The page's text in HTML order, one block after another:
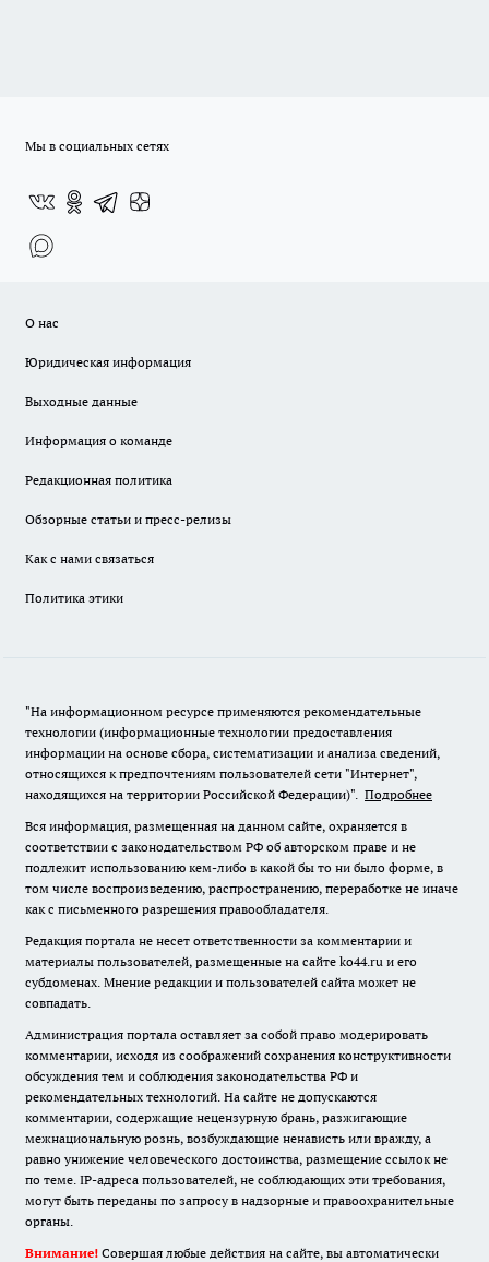
Мы в социальных сетях
О нас
Юридическая информация
Выходные данные
Информация о команде
Редакционная политика
Обзорные статьи и пресс-релизы
Как с нами связаться
Политика этики
"На информационном ресурсе применяются рекомендательные
технологии (информационные технологии предоставления
информации на основе сбора, систематизации и анализа сведений,
относящихся к предпочтениям пользователей сети "Интернет",
находящихся на территории Российской Федерации)". Подробнее
Вся информация, размещенная на данном сайте, охраняется в
соответствии с законодательством РФ об авторском праве и не
подлежит использованию кем-либо в какой бы то ни было форме, в
том числе воспроизведению, распространению, переработке не иначе
как с письменного разрешения правообладателя.
Редакция портала не несет ответственности за комментарии и
материалы пользователей, размещенные на сайте ko44.ru и его
субдоменах. Мнение редакции и пользователей сайта может не
совпадать.
Администрация портала оставляет за собой право модерировать
комментарии, исходя из соображений сохранения конструктивности
обсуждения тем и соблюдения законодательства РФ и
рекомендательных технологий. На сайте не допускаются
комментарии, содержащие нецензурную брань, разжигающие
межнациональную рознь, возбуждающие ненависть или вражду, а
равно унижение человеческого достоинства, размещение ссылок не
по теме. IP-адреса пользователей, не соблюдающих эти требования,
могут быть переданы по запросу в надзорные и правоохранительные
органы.
Внимание! Совершая любые действия на сайте, вы автоматически